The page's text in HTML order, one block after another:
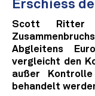
Erschiess
Scott Ritter
Abgleitens
vergleicht den
außer
behandelt